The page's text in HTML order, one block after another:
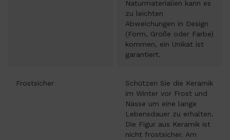
Naturmaterialien kann es
zu leichten
Abweichungen in Design
(Form, Größe oder Farbe)
kommen, ein Unikat ist
garantiert.
Frostsicher
Schützen Sie die Keramik
im Winter vor Frost und
Nässe um eine lange
Lebensdauer zu erhalten.
Die Figur aus Keramik ist
nicht frostsicher. Am